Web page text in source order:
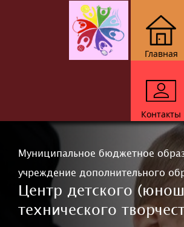
Главная
Контакты
Муниципальное бюджетное
учреждение дополнительного
Центр детского
технического